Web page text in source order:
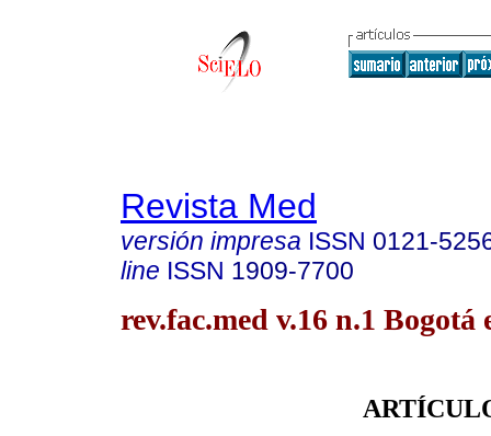
Revista Med
versión impresa ISSN 0121-
line ISSN 1909-7700
rev.fac.med v.16 n.1 Bogotá